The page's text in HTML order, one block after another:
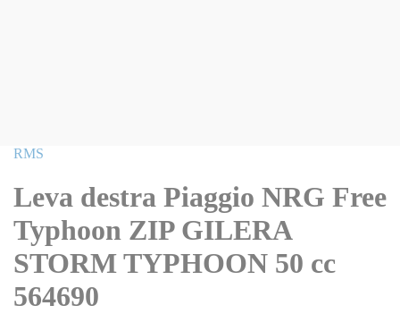
Vai
della
galleria
immagini
RMS
Leva destra Piaggio NRG Free
Typhoon ZIP GILERA
STORM TYPHOON 50 cc
564690